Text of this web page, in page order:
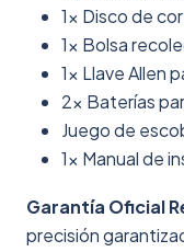
1x Disco de
1x Bolsa
1x Llave Allen
2x Baterías
Juego de
1x Manual de
Garantía Oficial
precisión